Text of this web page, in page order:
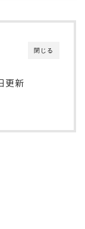
閉じる
更新